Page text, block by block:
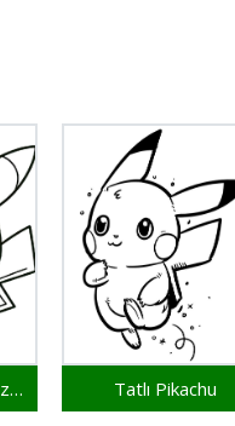
Ücretsiz Pikachu Çizimi Tatlı Pikachu